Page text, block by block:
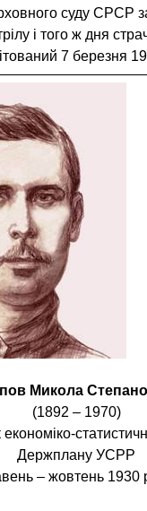
суду СРСР
і того ж дня
7 березня
Микола
(1892 – 1970)
Держплану УСРР
– жовтень 1930